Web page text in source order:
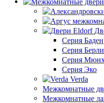
Серия Баден
Серия
Серия
Серия Эко
Verda
Межкомнатные
Межкомнатные